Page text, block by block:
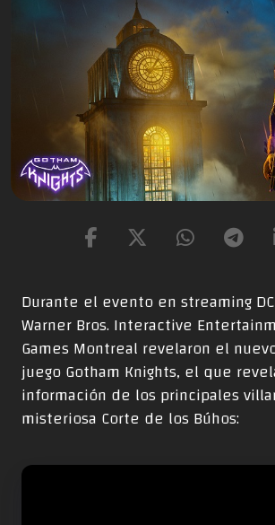
Durante el evento en streaming
Warner Bros. Interactive
Games Montreal revelaron el
juego Gotham Knights, el que
información de los principales
misteriosa Corte de los Búhos: